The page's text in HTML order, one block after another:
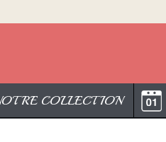
COLLECTION